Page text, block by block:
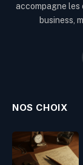
accompagne les
business,
NOS CHOIX